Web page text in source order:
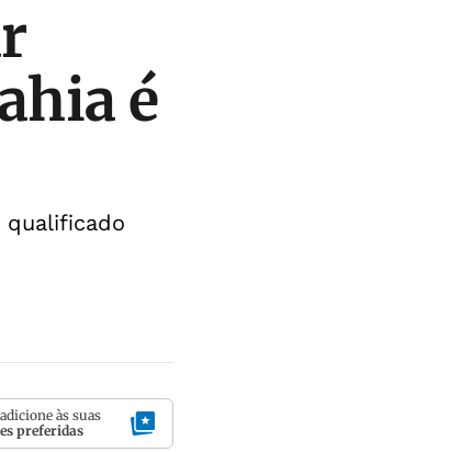
é
às suas
preferidas